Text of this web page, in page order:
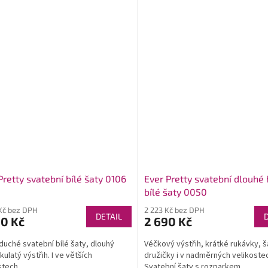
svatební bílé šaty 0106
bez DPH
Kč DETAIL
svatební bílé šaty, dlouhý
výstřih. I ve větších
Ever Pretty svatební dlouhé
bílé šaty 0050
2 223 Kč bez DPH
2 690 Kč
Véčkový výstřih, krátké rukávky,
družičky i v nadměrných